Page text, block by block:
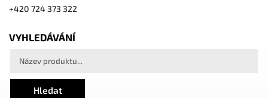
+420 724 373 322
VYHLEDÁVÁNÍ
Hledat